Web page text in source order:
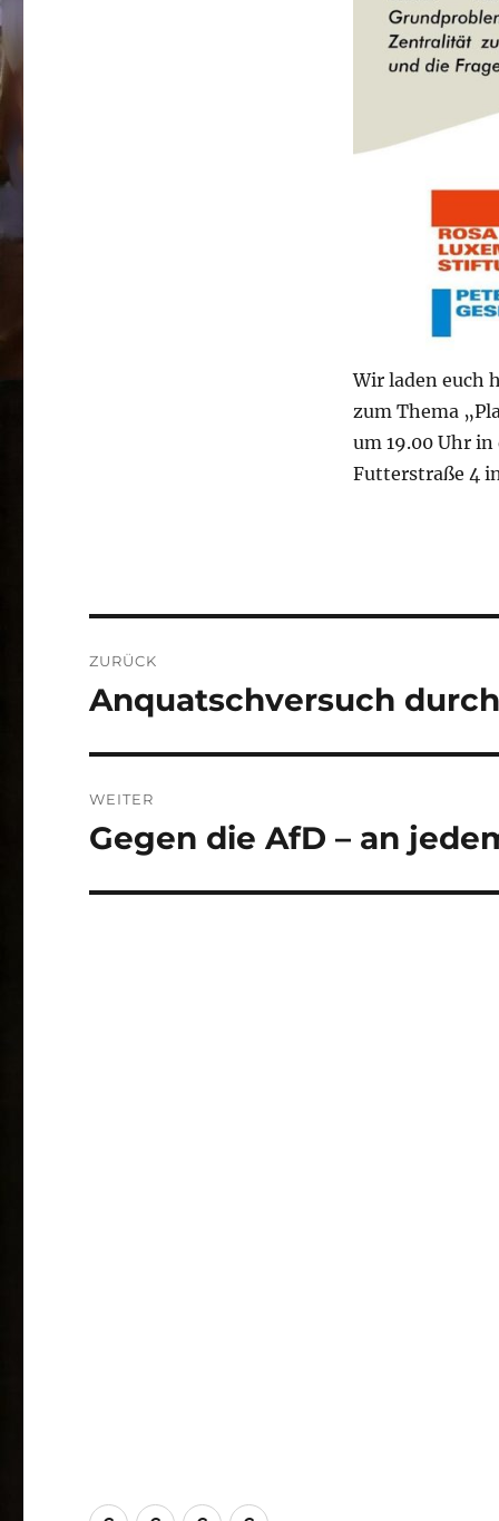
Wir laden euch
zum Thema
um 19.00 Uhr
Futterstraße 4
ZURÜCK
Vorheriger
Anquatschversuch
WEITER
Nächster
Gegen die AfD – an